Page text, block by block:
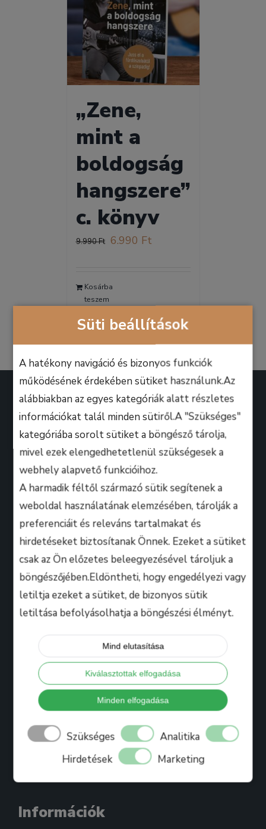
Süti beállítások
A hatékony navigáció és bizonyos funkciók
működésének érdekében sütiket használunk.Az
alábbiakban az egyes kategóriák alatt részletes
információkat talál minden sütiről.A "Szükséges"
kategóriába sorolt sütiket a böngésző tárolja,
mivel ezek elengedhetetlenül szükségesek a
webhely alapvető funkcióihoz.
A harmadik féltől származó sütik segítenek a
weboldal használatának elemzésében, tárolják a
preferenciáit és releváns tartalmakat és
hirdetéseket biztosítanak Önnek. Ezeket a sütiket
csak az Ön előzetes beleegyezésével tároljuk a
böngészőjében.Eldöntheti, hogy engedélyezi vagy
letiltja ezeket a sütiket, de bizonyos sütik
letiltása befolyásolhatja a böngészési élményt.
Mind elutasítása
Kiválasztottak elfogadása
Minden elfogadása
Szükséges
Analitika
Hirdetések
Marketing
„Zene,
mint a
boldogság
hangszere”
c. könyv
9.990Ft Original
9.990 Ft.
6.990 FtCurrent
Kosárba
teszem
A B.M. Music School magasan képzett zenész-
oktatói úgy döntöttek, hogy ezen a platformon
keresztül professzionális keretek között, mindenki
számára lehetőséget biztosítanak arra, hogy
kihozza magából a maximumot, amire csak zeneileg
vágyhat!
Hasznos
Tanáraink
Bihari Mártonról
Referenciák
Ajándékkártya
Blog
Jelentkezés
Információk